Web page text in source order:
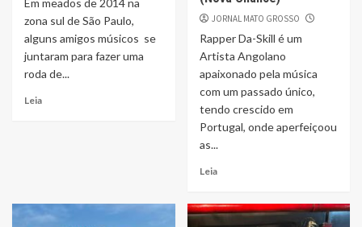
Em meados de 2014 na
zona sul de São Paulo,
alguns amigos músicos se
juntaram para fazer uma
roda de...
Leia
JORNAL MATO GROSSO
Rapper Da-Skill é um
Artista Angolano
apaixonado pela música
com um passado único,
tendo crescido em
Portugal, onde aperfeiçoou
as...
Leia